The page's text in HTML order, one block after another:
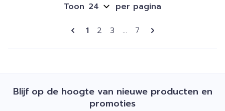
Pagina's
U lees momenteel pagina
1 Pagina
2 Pagina
3 ... Pagina
7
Toon per pagina
Blijf op de hoogte van nieuwe producten en
promoties